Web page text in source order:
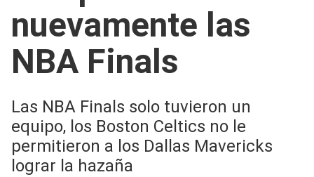
nuevamente las
NBA Finals
Las NBA Finals solo tuvieron un
equipo, los Boston Celtics no le
permitieron a los Dallas Mavericks
lograr la hazaña